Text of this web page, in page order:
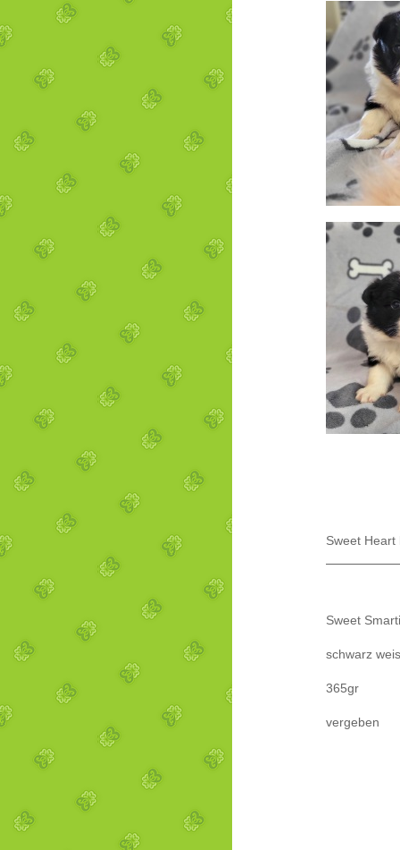
Sweet Heart
Sweet
schwarz
365gr
vergeben